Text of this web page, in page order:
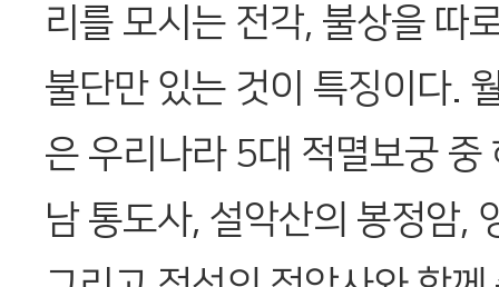
리를 모시는 전각, 불상을 따
불단만 있는 것이 특징이다.
은 우리나라 5대 적멸보궁 중
남 통도사, 설악산의 봉정암,